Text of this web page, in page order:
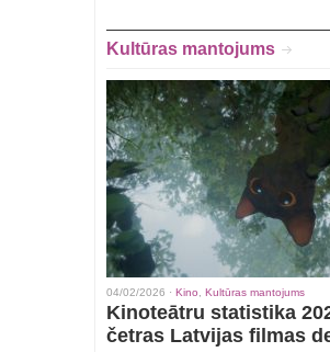
Kultūras mantojums
04/02/2026 · Kino Kultūras mantojums
Kinoteātru statistika
četras Latvijas filmas